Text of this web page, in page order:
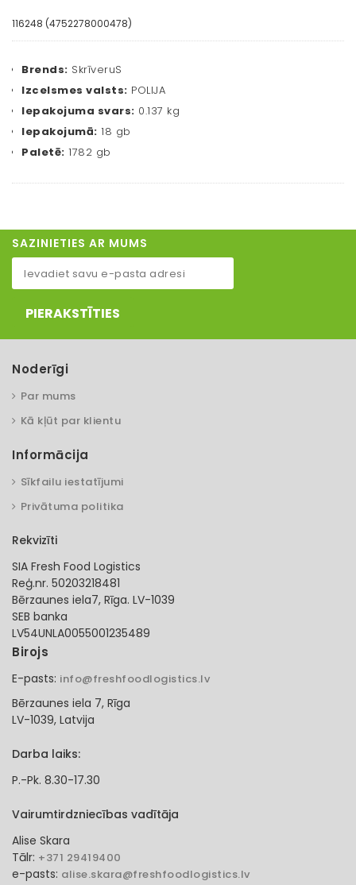
116248 (4752278000478)
Brends: SkrīveruS
Izcelsmes valsts: POLIJA
Iepakojuma svars: 0.137 kg
Iepakojumā: 18 gb
Paletē: 1782 gb
SAZINIETIES AR MUMS
PIERAKSTĪTIES
Noderīgi
Par mums
Kā kļūt par klientu
Informācija
Sīkfailu iestatījumi
Privātuma politika
Rekvizīti
SIA Fresh Food Logistics
Reģ.nr. 50203218481
Bērzaunes iela7, Rīga. LV-1039
SEB banka
LV54UNLA0055001235489
Birojs
E-pasts: info@freshfoodlogistics.lv
Bērzaunes iela 7, Rīga
LV-1039, Latvija
Darba laiks:
P.-Pk. 8.30-17.30
Vairumtirdzniecības vadītāja
Alise Skara
Tālr: +371 29419400
e-pasts: alise.skara@freshfoodlogistics.lv